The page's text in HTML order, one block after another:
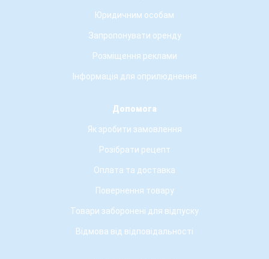
Юридичним особам
Запропонувати оренду
Розміщення реклами
Інформація для оприлюднення
Допомога
Як зробити замовлення
Розібрати рецепт
Оплата та доставка
Повернення товару
Товари заборонені для відпуску
Відмова від відповідальності